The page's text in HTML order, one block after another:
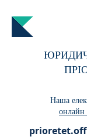
Наша
онлайн